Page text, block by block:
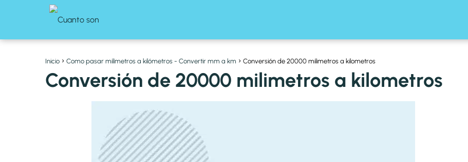
Inicio Como pasar milímetros a kilómetros - Convertir mm a km Conversión de 20000 milimetros a kilometros
Conversión de 20000 milimetros a kilometros